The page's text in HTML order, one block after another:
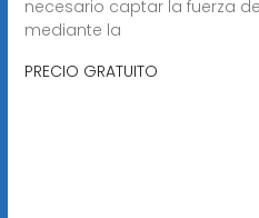
necesario captar la fuerza
mediante la
PRECIO GRATUITO